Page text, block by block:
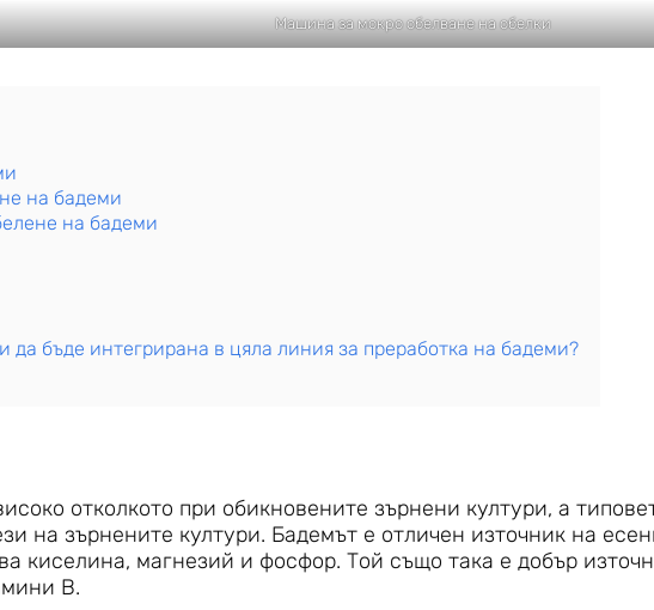
Машина за мокро обелване на обелки
на бадеми
на бадеми
бъде интегрирана в цяла линия за преработка на бадеми?
отколкото при обикновените зърнени култури, а
на зърнените култури. Бадемът е отличен източник на
киселина, магнезий и фосфор. Той също така е добър
В.